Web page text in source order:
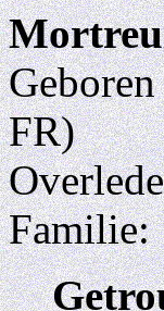
FR)
Familie: